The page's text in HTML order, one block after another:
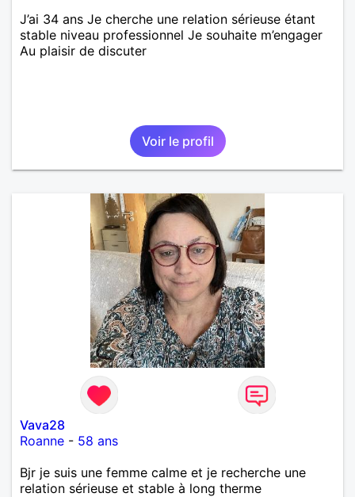
J’ai 34 ans Je cherche une relation sérieuse étant
stable niveau professionnel Je souhaite m’engager
Au plaisir de discuter
Voir le profil
Vava28
Roanne - 58 ans
Bjr je suis une femme calme et je recherche une
relation sérieuse et stable à long therme